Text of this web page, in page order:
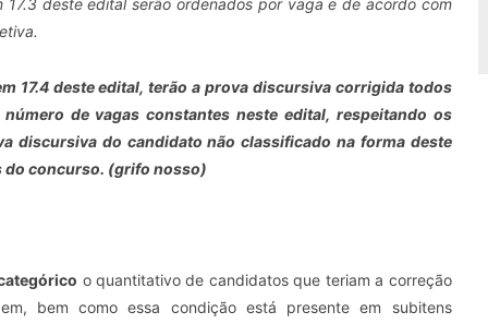
deste edital serão ordenados por vaga e de acordo com
17.4 deste edital, terão a prova discursiva corrigida todos
de vagas constantes neste edital, respeitando os
discursiva do candidato não classificado na forma deste
do concurso. (grifo nosso)
o quantitativo de candidatos que teriam a correção
bem como essa condição está presente em subitens